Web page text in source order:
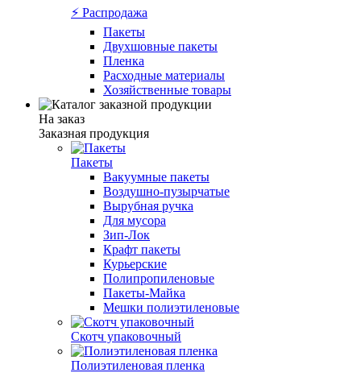
⚡️ Распродажа
Пакеты
Двухшовные пакеты
Пленка
Расходные материалы
Хозяйственные товары
На заказ
Заказная продукция
Пакеты
Вакуумные пакеты
Воздушно-пузырчатые
Вырубная ручка
Для мусора
Зип-Лок
Крафт пакеты
Курьерские
Полипропиленовые
Пакеты-Майка
Мешки полиэтиленовые
Скотч упаковочный
Полиэтиленовая пленка